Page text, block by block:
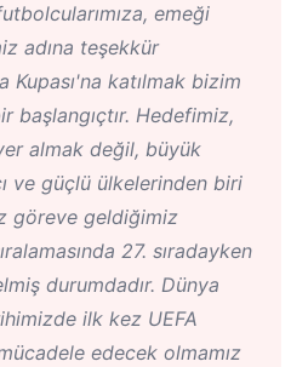
emeği
adına teşekkür
katılmak bizim
başlangıçtır. Hedefimiz,
almak değil, büyük
ve güçlü ülkelerinden biri
göreve geldiğimiz
27. sıradayken
durumdadır. Dünya
ilk kez UEFA
edecek olmamız